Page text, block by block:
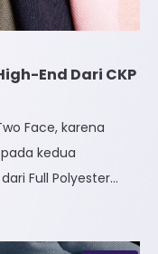
End Dari CKP
Face, karena
kedua
Full Polyester
bersifat Fungsional,